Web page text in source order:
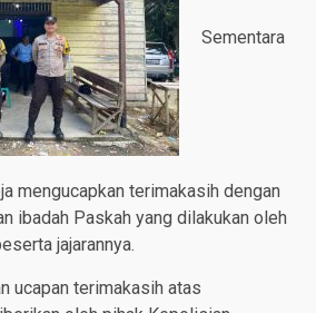
Sementara
mengucapkan terimakasih dengan
ibadah Paskah yang dilakukan oleh
jajarannya.
ucapan terimakasih atas